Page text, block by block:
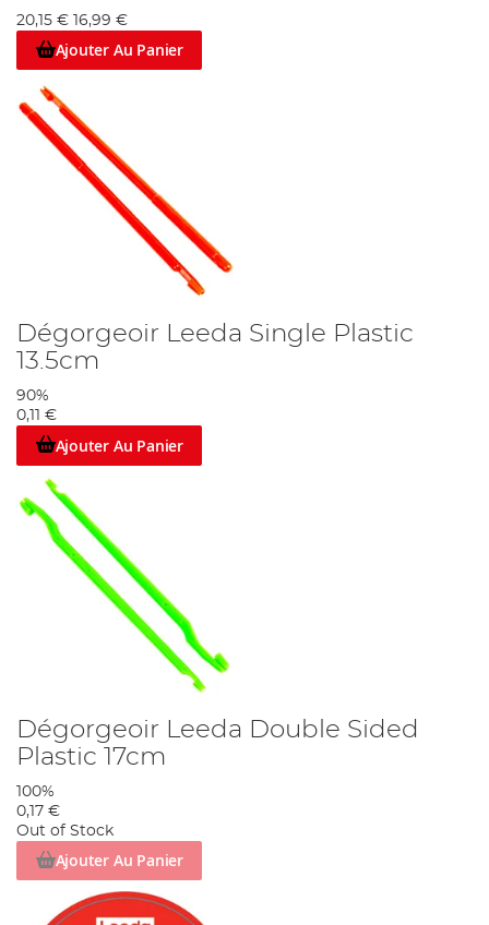
20,15 € 16,99 €
Ajouter Au Panier
Dégorgeoir Leeda Single Plastic
13.5cm
90%
0,11 €
Ajouter Au Panier
Dégorgeoir Leeda Double Sided
Plastic 17cm
100%
0,17 €
Out of Stock
Ajouter Au Panier